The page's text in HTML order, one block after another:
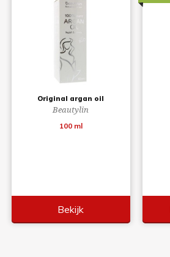
Original argan oil
Beautylin
100 ml
Bekijk